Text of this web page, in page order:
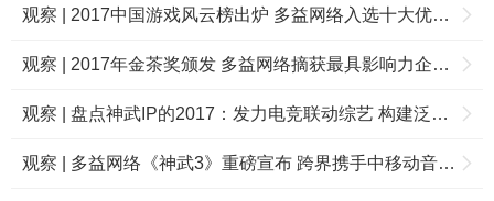
观察 | 2017中国游戏风云榜出炉 多益网络入选十大优秀手机游戏公司
观察 | 2017年金茶奖颁发 多益网络摘获最具影响力企业等三项大奖
观察 | 盘点神武IP的2017：发力电竞联动综艺 构建泛娱乐文化生态圈
观察 | 多益网络《神武3》重磅宣布 跨界携手中移动音乐盛典咪咕汇